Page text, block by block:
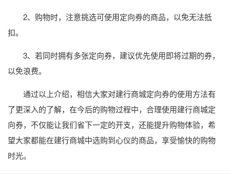
2、购物时，注意挑选可使用定向券的商品，以免无法抵
扣。
3、若同时拥有多张定向券，建议优先使用即将过期的券，
以免浪费。
通过以上介绍，相信大家对建行商城定向券的使用方法有
了更深入的了解，在今后的购物过程中，合理使用建行商城定
向券，不仅能让我们省下一定的开支，还能提升购物体验，希
望大家都能在建行商城中选购到心仪的商品，享受愉快的购物
时光。